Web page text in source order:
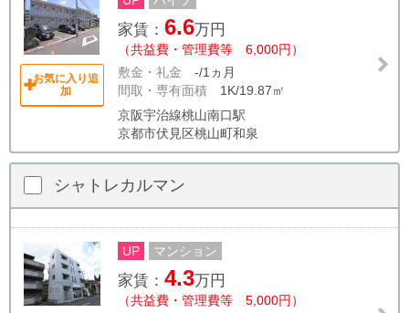
お気に入り追
加
家賃： 6.6万円
（共益費・管理費等 6,000円）
敷金・礼金 -/1ヵ月
間取・専有面積 1K/19.87㎡
京阪宇治線桃山南口駅
京都市伏見区桃山町和泉
シャトレカルマン
UP マンション
家賃： 4.3万円
（共益費・管理費等 5,000円）